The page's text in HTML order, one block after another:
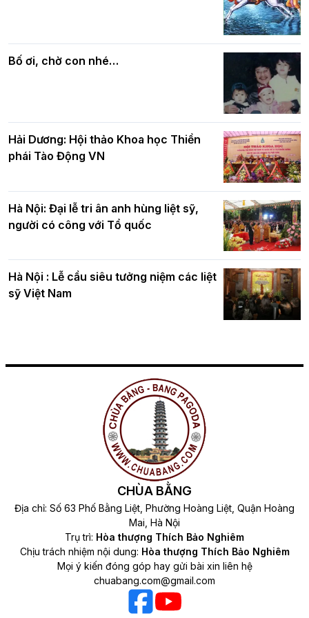
nhân mùa Phật đản PL.2570
Phật giáo chính tín Phần 7: Luật nhân
quả
Bố ơi, chờ con nhé…
Hải Dương: Hội thảo Khoa học Thiền
phái Tào Động VN
Hà Nội: Đại lễ tri ân anh hùng liệt sỹ,
người có công với Tổ quốc
Hà Nội : Lễ cầu siêu tưởng niệm các liệt
sỹ Việt Nam
CHÙA BẰNG
Địa chỉ: Số 63 Phố Bằng Liệt, Phường Hoàng Liệt, Quận Hoàng
Mai, Hà Nội
Trụ trì: Hòa thượng Thích Bảo Nghiêm
Chịu trách nhiệm nội dung: Hòa thượng Thích Bảo Nghiêm
Mọi ý kiến đóng góp hay gửi bài xin liên hệ
chuabang.com@gmail.com